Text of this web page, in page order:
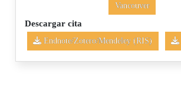
Vancouver
Descargar cita
Endnote/Zotero/Mendeley (RIS)